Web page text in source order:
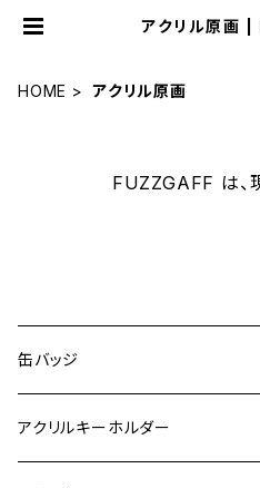
アクリル原画
HOME アクリル原画
FUZZGAFF は、
缶バッジ
アクリルキーホルダー